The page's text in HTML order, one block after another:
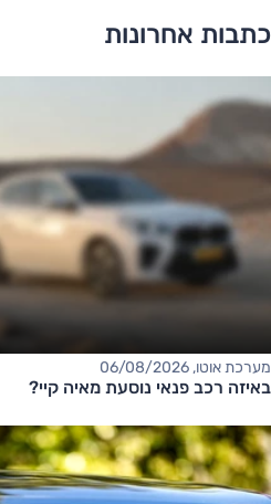
כתבות אחרונות
מערכת אוטו, 06/08/2026
באיזה רכב פנאי נוסעת מאיה קיי?